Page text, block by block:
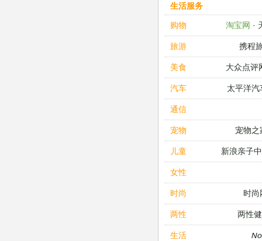
生活服务
购物
淘宝网 ·
旅游 携程
美食 大众点评
汽车 太平洋汽
通信
宠物 宠物之
儿童 新浪亲子
女性
时尚 时尚
两性 两性
生活